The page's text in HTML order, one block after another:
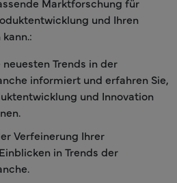
und Ihren
Trends in der
informiert und erfahren Sie,
und Innovation
Verfeinerung Ihrer
in Trends der